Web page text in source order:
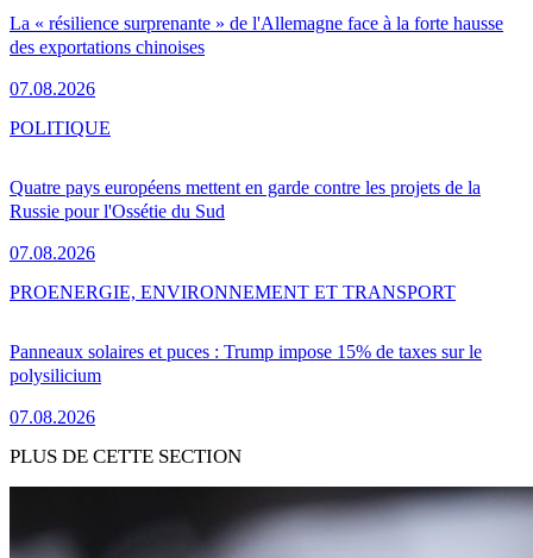
La « résilience surprenante » de l'Allemagne face à la forte hausse
des exportations chinoises
07.08.2026
Quatre pays européens mettent en garde contre les projets de la
Russie pour l'Ossétie du Sud
07.08.2026
POLITIQUE
Panneaux solaires et puces : Trump impose 15% de taxes sur le
polysilicium
07.08.2026
PROENERGIE, ENVIRONNEMENT ET TRANSPORT
PLUS DE CETTE SECTION